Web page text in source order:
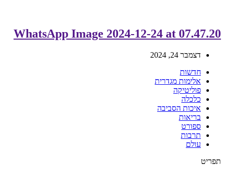
WhatsApp Image 2024-12-24 at 07.47.20
דצמבר 24, 2024
חדשות
אלימות מגדרית
פוליטיקה
כלכלה
איכות הסביבה
בריאות
ספורט
תרבות
עולם
תפריט